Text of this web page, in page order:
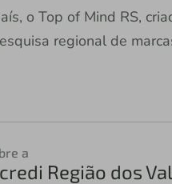
o Top of Mind RS,
regional de
a
Região dos